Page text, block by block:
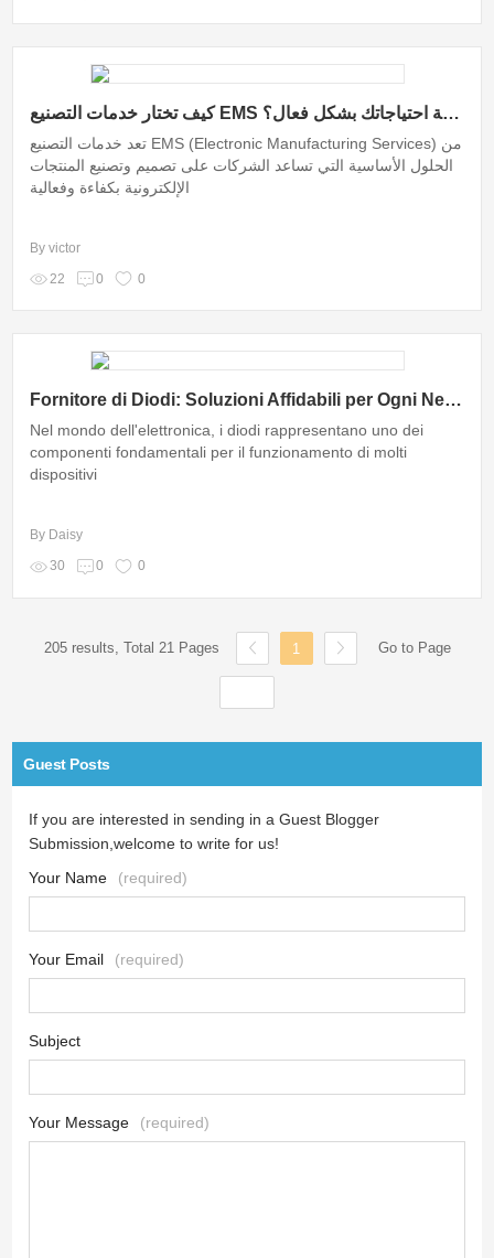
كيف تختار خدمات التصنيع EMS المناسبة لتلبية احتياجاتك بشكل فعال؟
تعد خدمات التصنيع EMS (Electronic Manufacturing Services) من
الحلول الأساسية التي تساعد الشركات على تصميم وتصنيع المنتجات
الإلكترونية بكفاءة وفعالية
By victor
22
0 0
Fornitore di Diodi: Soluzioni Affidabili per Ogni Necessità Elettronica
Nel mondo dell'elettronica, i diodi rappresentano uno dei
componenti fondamentali per il funzionamento di molti
dispositivi
By Daisy
30
0 0
205 results, Total 21 Pages 1 Go to Page
Guest Posts
If you are interested in sending in a Guest Blogger
Submission,welcome to write for us!
Your Name
(required)
Your Email (required)
Subject
Your Message (required)